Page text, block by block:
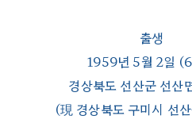
출생
1959년 5월 2일
경상북도 선산군 선산
(現 경상북도 구미시 선